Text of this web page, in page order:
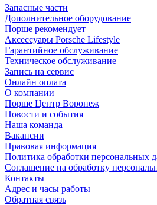
Запасные части
Дополнительное оборудование
Порше рекомендует
Аксессуары Porsche Lifestyle
Гарантийное обслуживание
Техническое обслуживание
Запись на сервис
Онлайн оплата
О компании
Порше Центр Воронеж
Новости и события
Наша команда
Вакансии
Правовая информация
Политика обработки персональных
Соглашение на обработку
Контакты
Адрес и часы работы
Обратная связь